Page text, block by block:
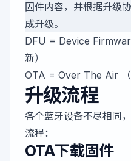
固件内容，并根据升级
成升级。
DFU = Device
新）
OTA = Over The Air （
升级流程
各个蓝牙设备不尽相同
流程：
OTA下载固件